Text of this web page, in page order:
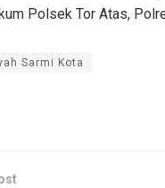
Polsek Tor Atas,
Sarmi Kota